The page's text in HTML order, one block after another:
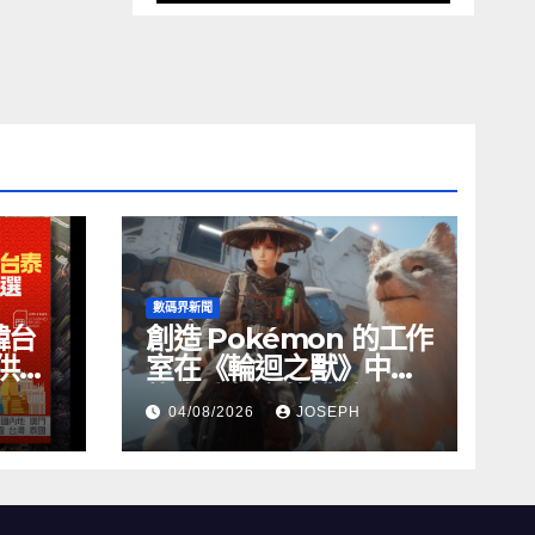
台
無
數碼界新聞
創造 Pokémon 的工作
室在《輪迴之獸》中尋
找自我聲音的挑戰
04/08/2026 JOSEPH